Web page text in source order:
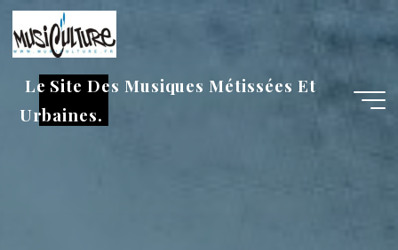
Aller
au
contenu
Le Site Des Musiques Métissées Et
Urbaines.